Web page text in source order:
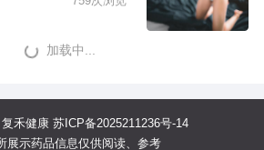
加载中...
禾健康 苏ICP备2025211236号-14
展示药品信息仅供阅读、参考